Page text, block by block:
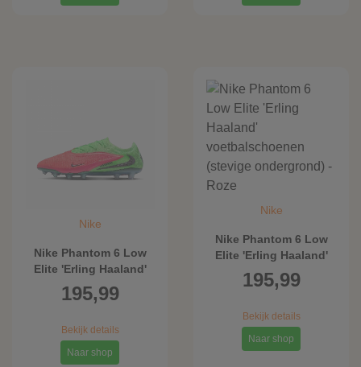
Nike
Nike Phantom 6 Low
Elite 'Erling Haaland'
voetbalschoenen
(kunstgras) - Roze
195,99
Bekijk details
Naar shop
Nike
Nike Phantom 6 Low
Elite 'Erling Haaland'
voetbalschoenen
(stevige ondergrond) -
195,99
Bekijk details
Naar shop